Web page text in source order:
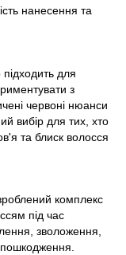
нанесення та
для
з
червоні нюанси
вибір для тих, хто
та блиск волосся
комплекс
під час
зволоження,
пошкодження.